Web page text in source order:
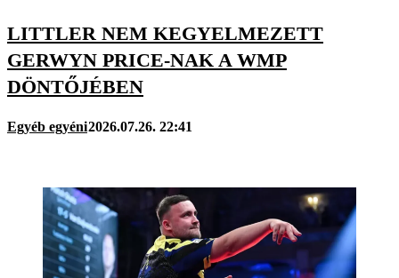
LITTLER NEM KEGYELMEZETT
GERWYN PRICE-NAK A WMP
DÖNTŐJÉBEN
Egyéb egyéni2026.07.26. 22:41